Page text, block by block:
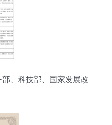
、科技部、国家发展改
视角解析